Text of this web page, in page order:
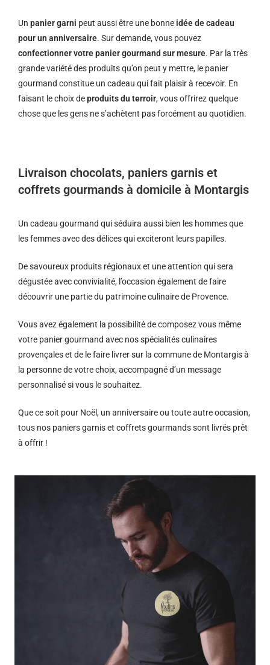
Un panier garni peut aussi être une bonne idée de cadeau
pour un anniversaire. Sur demande, vous pouvez
confectionner votre panier gourmand sur mesure. Par la très
grande variété des produits qu’on peut y mettre, le panier
gourmand constitue un cadeau qui fait plaisir à recevoir. En
faisant le choix deproduits du terroir, vous offrirez quelque
chose que les gens ne s’achètent pas forcément au quotidien.
Livraison chocolats, paniers garnis et
coffrets gourmands à domicile à Montargis
Un cadeau gourmand qui séduira aussi bien les hommes que
les femmes avec des délices qui exciteront leurs papilles.
De savoureux produits régionaux et une attention qui sera
dégustée avec convivialité, l’occasion également de faire
découvrir une partie du patrimoine culinaire de Provence.
Vous avez également la possibilité de composez vous même
votre panier gourmand avec nos spécialités culinaires
provençales et de le faire livrer sur la commune de Montargis à
la personne de votre choix, accompagné d’un message
personnalisé si vous le souhaitez.
Que ce soit pour Noël, un anniversaire ou toute autre occasion,
tous nos paniers garnis et coffrets gourmands sont livrés prêt
à offrir !